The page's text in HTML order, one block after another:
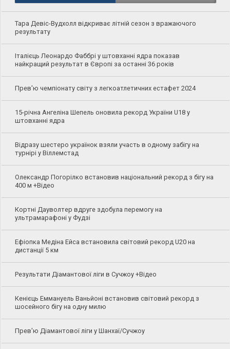
Тара Девіс-Вудхолл відкриває літній сезон з вражаючого
результату
Італієць Леонардо Фаббрі у штовханні ядра показав
найкращий результат в Європі за останні 36 років
Прев'ю чемпіонату світу з легкоатлетичних естафет 2024
15-річна Ангеліна Шепель оновила рекорд України U18 у
штовханні ядра
Відразу шестеро українок взяли участь в одному забігу на
турнірі у Віллемстад
Олександр Погорілко встановив національний рекорд з бігу на
400 м +Відео
Кортні Дауволтер вдруге здобула перемогу на
ультрамарафоні у Фудзі
Ефіопка Медіна Ейса встановила світовий рекорд U20 на
дистанції 5 км
Результати Діамантової ліги в Сучжоу +Відео
Кенієць Еммануель Ваньйоні встановив світовий рекорд з
шосейного бігу на одну милю
Прев'ю Діамантової ліги у Шанхаї/Сучжоу